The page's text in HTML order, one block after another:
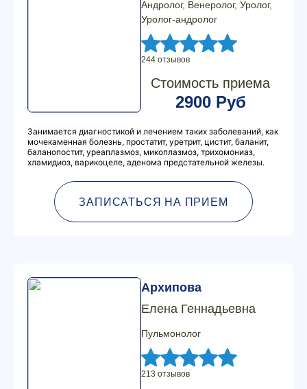
Андролог, Венеролог, Уролог,
Уролог-андролог
244 отзывов
Стоимость приема
2900 Руб
Занимается диагностикой и лечением таких заболеваний, как
мочекаменная болезнь, простатит, уретрит, цистит, баланит,
баланопостит, уреаплазмоз, микоплазмоз, трихомониаз,
хламидиоз, варикоцеле, аденома предстательной железы.
ЗАПИСАТЬСЯ НА ПРИЕМ
Архипова
Елена Геннадьевна
Пульмонолог
213 отзывов